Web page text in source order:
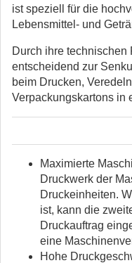
ist speziell für die
Lebensmittel- und
Durch ihre technischen
entscheidend zur
beim Drucken,
Verpackungskartons in
Maximierte
Druckwerk der
Druckeinheiten.
ist, kann die
Druckauftrag
eine
Hohe